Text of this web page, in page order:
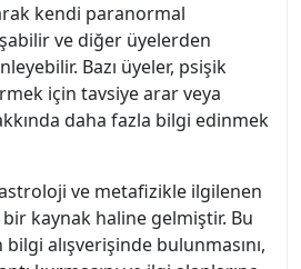
kendi paranormal
ve diğer üyelerden
Bazı üyeler, psişik
için tavsiye arar veya
daha fazla bilgi edinmek
ve metafizikle ilgilenen
kaynak haline gelmiştir. Bu
alışverişinde bulunmasını,